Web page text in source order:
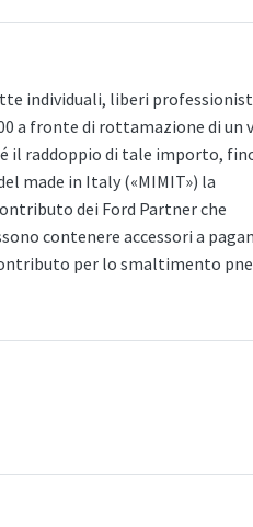
individuali, liberi
a fronte di rottamazione di un
il raddoppio di tale importo,
made in Italy («MIMIT») la
dei Ford Partner che
contenere accessori a
per lo smaltimento